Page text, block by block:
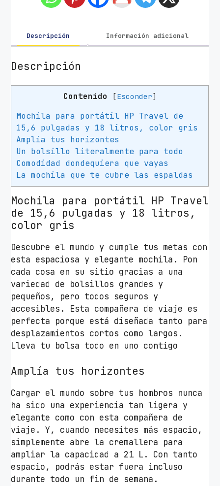
r
a
e
A
p
a
r
P
o
r
t
á
t
i
l
e
h
s
t
a
1
5
.
6
"
Descripción Información adicional
Descripción
Contenido [Esconder]
Mochila para portátil HP Travel de
15,6 pulgadas y 18 litros, color gris
Amplía tus horizontes
Un bolsillo literalmente para todo
Comodidad dondequiera que vayas
La mochila que te cubre las espaldas
Mochila para portátil HP Travel
de 15,6 pulgadas y 18 litros,
color gris
Descubre el mundo y cumple tus metas con
esta espaciosa y elegante mochila. Pon
cada cosa en su sitio gracias a una
variedad de bolsillos grandes y
pequeños, pero todos seguros y
accesibles. Esta compañera de viaje es
perfecta porque está diseñada tanto para
desplazamientos cortos como largos.
Lleva tu bolsa todo en uno contigo
Amplía tus horizontes
Cargar el mundo sobre tus hombros nunca
ha sido una experiencia tan ligera y
elegante como con esta compañera de
viaje. Y, cuando necesites más espacio,
simplemente abre la cremallera para
ampliar la capacidad a 21 L. Con tanto
espacio, podrás estar fuera incluso
durante todo un fin de semana.